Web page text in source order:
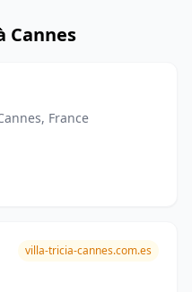
Cannes
France
villa-tricia-cannes.com.es